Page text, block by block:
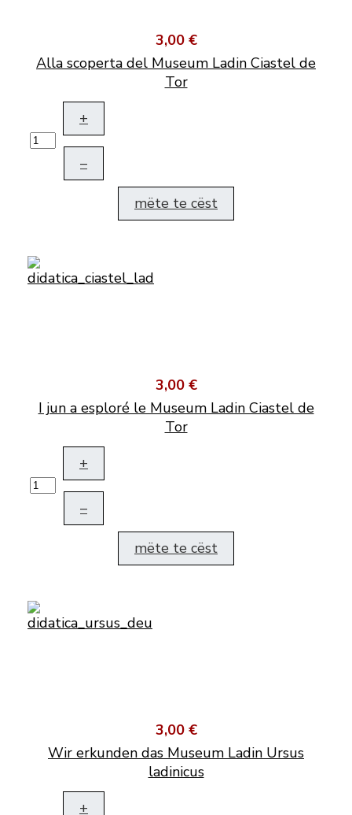
3,00 €
Alla scoperta del Museum Ladin Ciastel de
Tor
+
–
mëte te cëst
3,00 €
I jun a esploré le Museum Ladin Ciastel de
Tor
+
–
mëte te cëst
3,00 €
Wir erkunden das Museum Ladin Ursus
ladinicus
+